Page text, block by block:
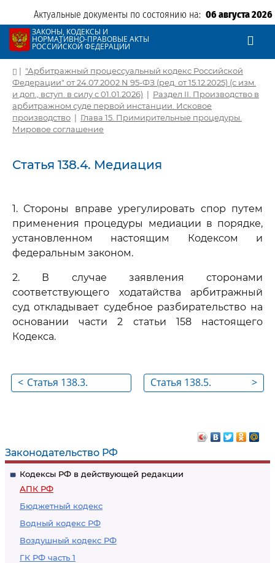
Актуальные документы по состоянию на: 06 августа 2026
ЗАКОНЫ, КОДЕКСЫ И
НОРМАТИВНО-ПРАВОВЫЕ АКТЫ
РОССИЙСКОЙ ФЕДЕРАЦИИ
Законодательство РФ
Кодексы РФ в действующей редакции
АПК РФ
Бюджетный кодекс
Водный кодекс РФ
Воздушный кодекс РФ
ГК РФ часть 1
| "Арбитражный процессуальный кодекс Российской
Федерации" от 24.07.2002 N 95-ФЗ (ред. от 15.12.2025) (с изм.
и доп., вступ. в силу с 01.01.2026) | Раздел II. Производство в
арбитражном суде первой инстанции. Исковое
производство | Глава 15. Примирительные процедуры.
Мировое соглашение
Статья 138.4. Медиация
1. Стороны вправе урегулировать спор путем
применения процедуры медиации в порядке,
установленном настоящим Кодексом и
федеральным законом.
2. В случае заявления сторонами
соответствующего ходатайства арбитражный
суд откладывает судебное разбирательство на
основании части 2 статьи 158 настоящего
Кодекса.
< Статья 138.3.
>
Статья 138.5.